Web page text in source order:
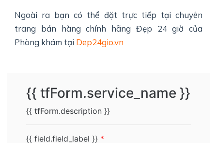
Ngoài ra bạn có thể đặt trực tiếp tại chuyên
trang bán hàng chính hãng Đẹp 24 giờ của
Phòng khám tại Dep24gio.vn